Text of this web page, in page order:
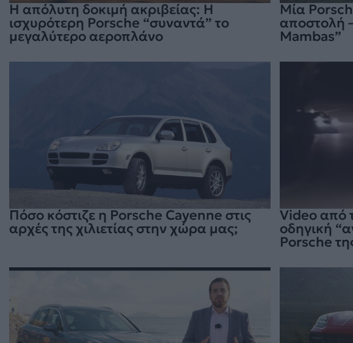
Η απόλυτη δοκιμή ακριβείας: Η
ισχυρότερη Porsche “συναντά” το
μεγαλύτερο αεροπλάνο
Μία
αποστολή
Mambas”
Πόσο κόστιζε η Porsche Cayenne στις
αρχές της χιλιετίας στην χώρα μας;
Video από
οδηγική
Porsche